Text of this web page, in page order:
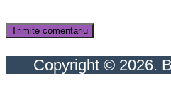
Copyright © 2026.